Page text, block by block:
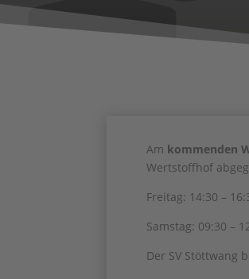
Am kommenden
Wertstoffhof
Freitag: 14:30 –
Samstag: 09:30 –
Der SV Stöttwang